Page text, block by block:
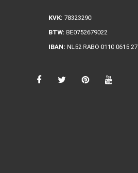
KVK: 78323290
BTW: BE0752679022
IBAN: NL52 RABO 0110 0615 27